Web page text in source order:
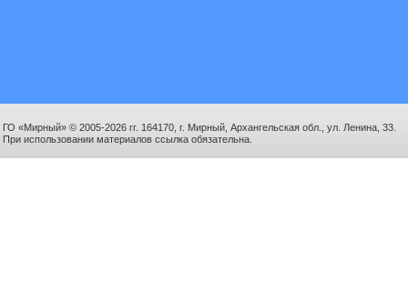
ГО «Мирный» © 2005-2026 гг. 164170, г. Мирный, Архангельская обл., ул. Ленина, 33.
При использовании материалов ссылка обязательна.